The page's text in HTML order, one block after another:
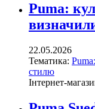
Puma:
22.05.2026
Тематика:
стилю
Інтернет-